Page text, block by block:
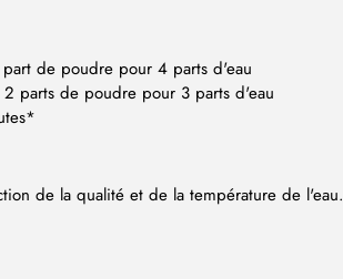
part de poudre pour 4 parts d'eau
2 parts de poudre pour 3 parts d'eau
de la qualité et de la température de l'eau.